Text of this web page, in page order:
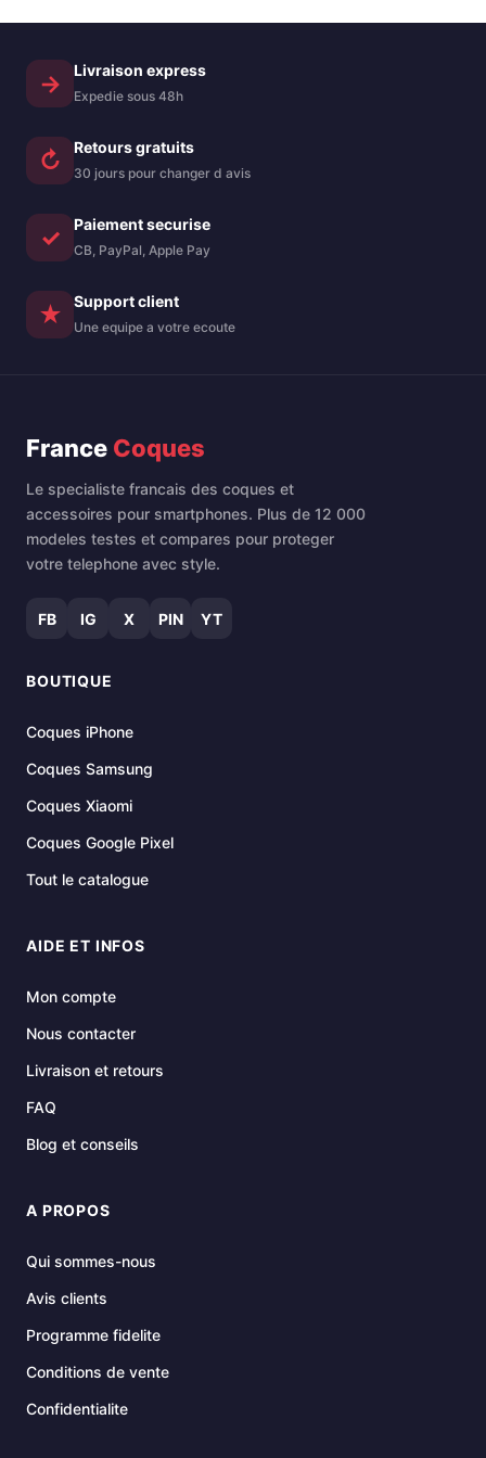
plastique flexible
Hybrid Cover –
→ Livraison express
Expedie sous 48h
↻ Retours gratuits
30 jours pour changer d avis
✓ Paiement securise
CB, PayPal, Apple Pay
★ Support client
Une equipe a votre ecoute
France Coques
Le specialiste francais des coques et
accessoires pour smartphones. Plus de 12 000
modeles testes et compares pour proteger
votre telephone avec style.
FB IG X PIN YT
BOUTIQUE
Coques iPhone
Coques Samsung
Coques Xiaomi
Coques Google Pixel
Tout le catalogue
AIDE ET INFOS
Mon compte
Nous contacter
Livraison et retours
FAQ
Blog et conseils
A PROPOS
Qui sommes-nous
Avis clients
Programme fidelite
Conditions de vente
Confidentialite